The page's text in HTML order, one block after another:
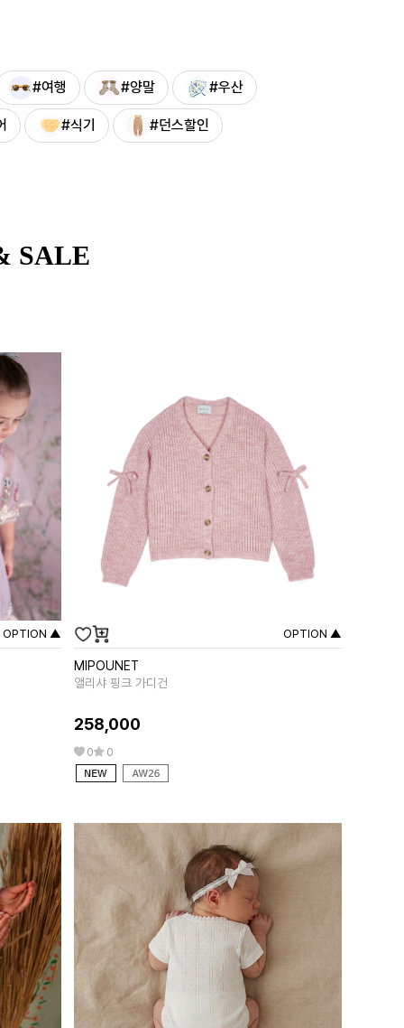
#여행 #양말 #우산
#식기 #던스할인
SALE
OPTION ▲ OPTION ▲
MIPOUNET
앨리샤 핑크 가디건
258,000
0 0